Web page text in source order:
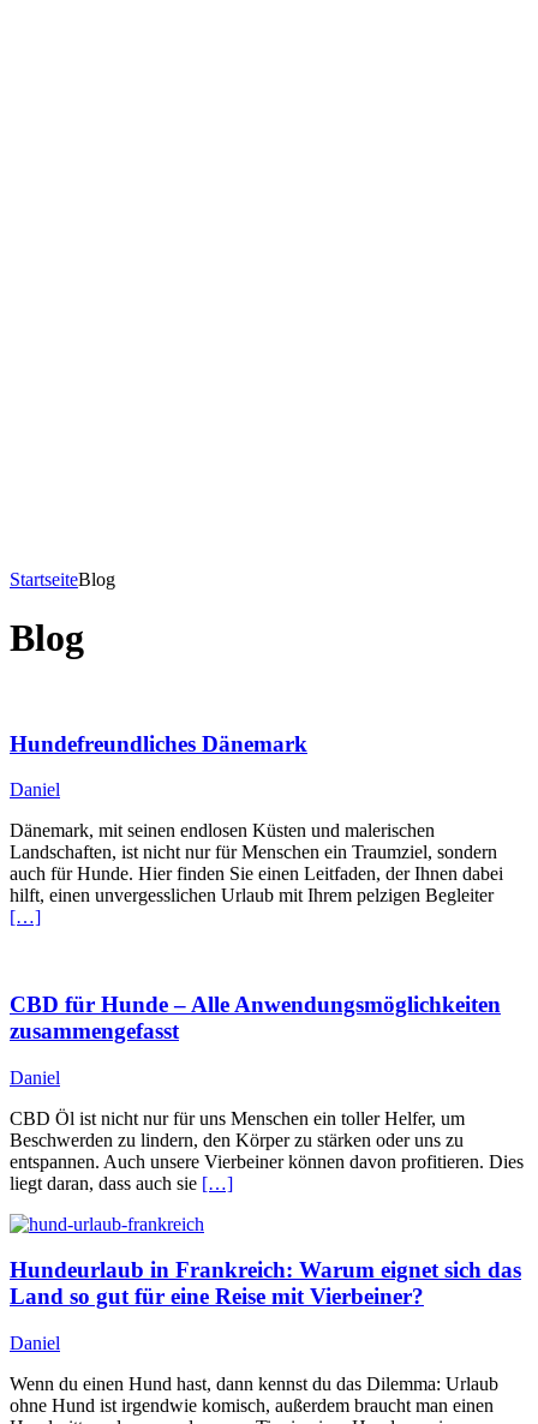
StartseiteBlog
Blog
Hundefreundliches Dänemark
Daniel
Dänemark, mit seinen endlosen Küsten und malerischen
Landschaften, ist nicht nur für Menschen ein Traumziel, sondern
auch für Hunde. Hier finden Sie einen Leitfaden, der Ihnen dabei
hilft, einen unvergesslichen Urlaub mit Ihrem pelzigen Begleiter
[…]
CBD für Hunde – Alle Anwendungsmöglichkeiten
zusammengefasst
Daniel
CBD Öl ist nicht nur für uns Menschen ein toller Helfer, um
Beschwerden zu lindern, den Körper zu stärken oder uns zu
entspannen. Auch unsere Vierbeiner können davon profitieren. Dies
liegt daran, dass auch sie […]
Hundeurlaub in Frankreich: Warum eignet sich das
Land so gut für eine Reise mit Vierbeiner?
Daniel
Wenn du einen Hund hast, dann kennst du das Dilemma: Urlaub
ohne Hund ist irgendwie komisch, außerdem braucht man einen